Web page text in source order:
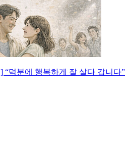
“덕분에 행복하게 잘 살다 갑니다”